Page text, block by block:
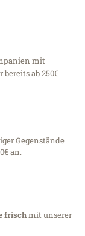
mit
bereits ab 250€
Gegenstände
an.
frischmit unserer